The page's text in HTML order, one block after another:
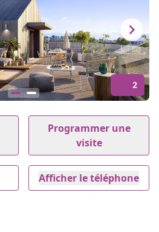
2
Programmer une
visite
Afficher le téléphone